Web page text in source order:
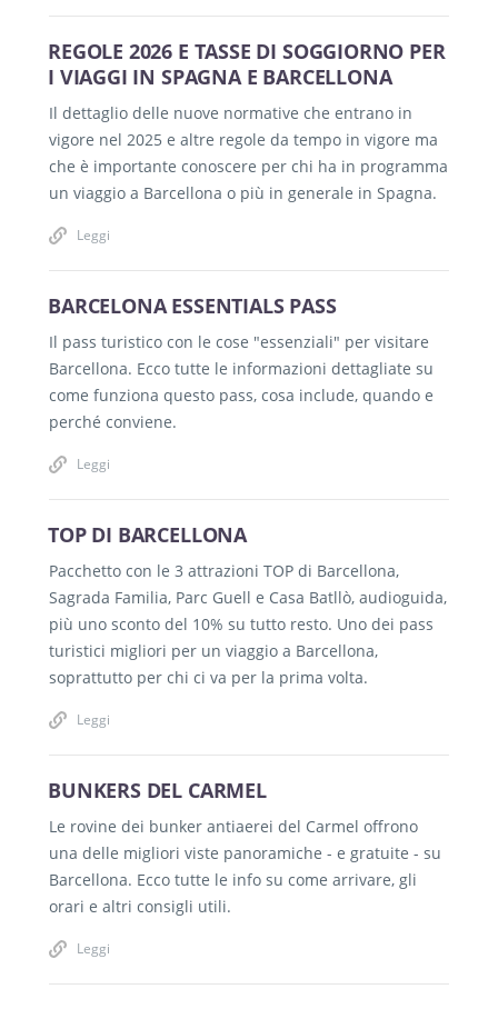
REGOLE 2026 E TASSE DI SOGGIORNO PER
I VIAGGI IN SPAGNA E BARCELLONA
Il dettaglio delle nuove normative che entrano in
vigore nel 2025 e altre regole da tempo in vigore ma
che è importante conoscere per chi ha in programma
un viaggio a Barcellona o più in generale in Spagna.
Leggi
BARCELONA ESSENTIALS PASS
Il pass turistico con le cose "essenziali" per visitare
Barcellona. Ecco tutte le informazioni dettagliate su
come funziona questo pass, cosa include, quando e
perché conviene.
Leggi
TOP DI BARCELLONA
Pacchetto con le 3 attrazioni TOP di Barcellona,
Sagrada Familia, Parc Guell e Casa Batllò, audioguida,
più uno sconto del 10% su tutto resto. Uno dei pass
turistici migliori per un viaggio a Barcellona,
soprattutto per chi ci va per la prima volta.
Leggi
BUNKERS DEL CARMEL
Le rovine dei bunker antiaerei del Carmel offrono
una delle migliori viste panoramiche - e gratuite - su
Barcellona. Ecco tutte le info su come arrivare, gli
orari e altri consigli utili.
Leggi